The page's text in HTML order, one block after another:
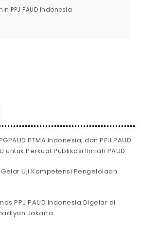
PPJ PAUD Indonesia
PTMA Indonesia, dan PPJ PAUD
untuk Perkuat Publikasi Ilmiah PAUD
Gelar Uji Kompetensi Pengelolaan
PPJ PAUD Indonesia Digelar di
Jakarta